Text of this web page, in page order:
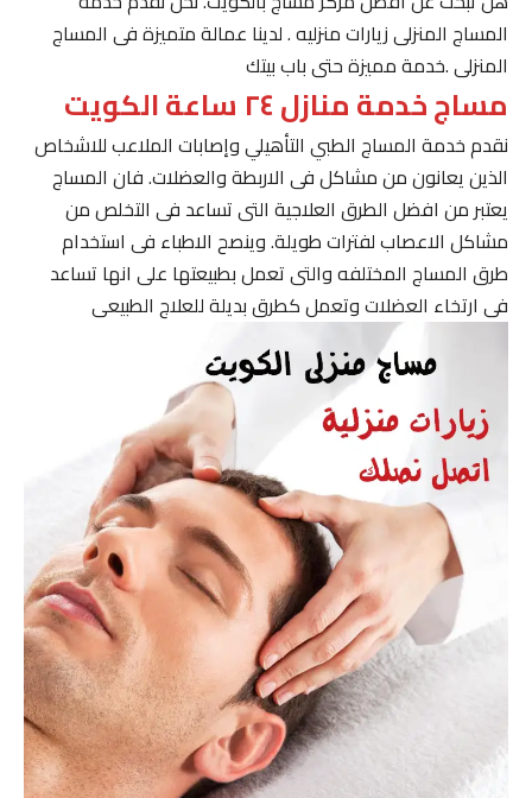
المساج المنزلى زيارات منزليه . لدينا عمالة متميزة فى المساج
المنزلى .خدمة مميزة حتى باب بيتك
مساج خدمة منازل ٢٤ ساعة الكويت
نقدم خدمة المساج الطبي التأهيلي وإصابات الملاعب للاشخاص
الذين يعانون من مشاكل فى الاربطة والعضلات. فان المساج
يعتبر من افضل الطرق العلاجية التى تساعد فى التخلص من
مشاكل الاعصاب لفترات طويلة. وينصح الاطباء فى استخدام
طرق المساج المختلفه والتى تعمل بطبيعتها على انها تساعد
فى ارتخاء العضلات وتعمل كطرق بديلة للعلاج الطبيعى